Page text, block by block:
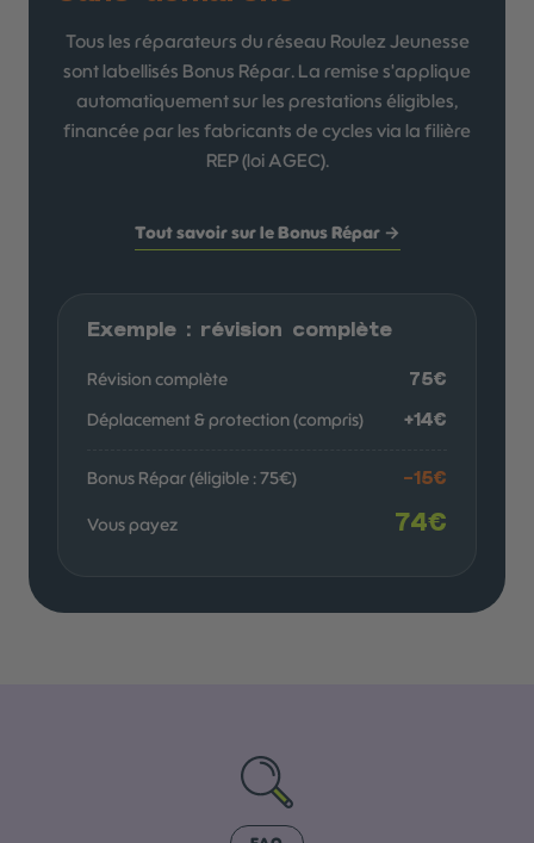
Tous les réparateurs du réseau Roulez Jeunesse
sont labellisés Bonus Répar. La remise s'applique
automatiquement sur les prestations éligibles,
financée par les fabricants de cycles via la filière
REP (loi AGEC).
Tout savoir sur le Bonus Répar →
Exemple : révision complète
Révision complète 75€
Déplacement & protection (compris) +14€
Bonus Répar (éligible : 75€) −15€
Vous payez 74€